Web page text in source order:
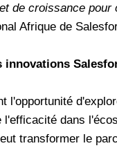
de croissance pour
Afrique de
innovations
dans
transformer le